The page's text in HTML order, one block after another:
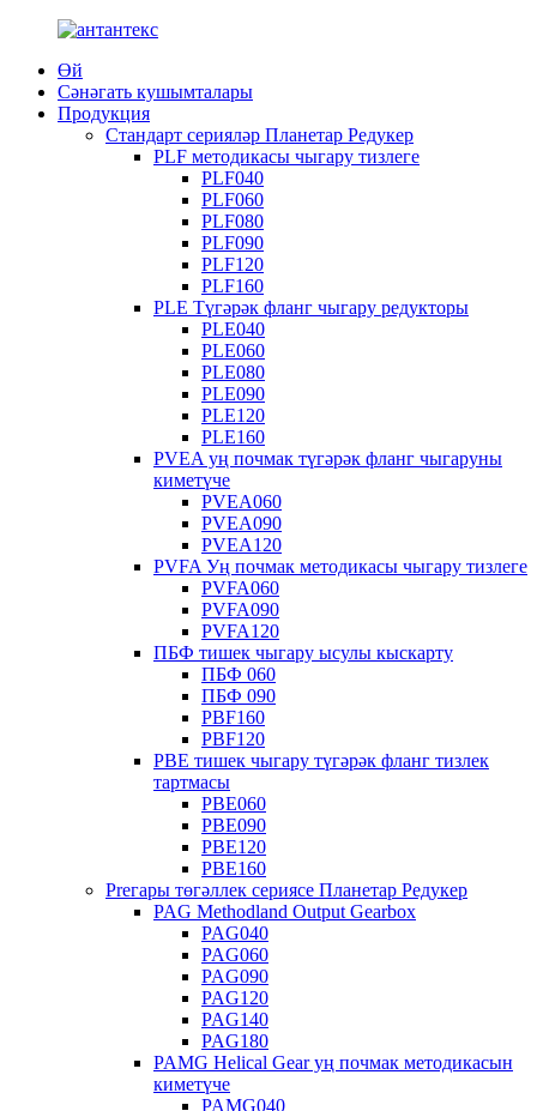
Өй
Сәнәгать кушымталары
Продукция
Стандарт серияләр Планетар Редукер
PLF методикасы чыгару тизлеге
PLF040
PLF060
PLF080
PLF090
PLF120
PLF160
PLE Түгәрәк фланг чыгару редукторы
PLE040
PLE060
PLE080
PLE090
PLE120
PLE160
PVEA уң почмак түгәрәк фланг чыгаруны
киметүче
PVEA060
PVEA090
PVEA120
PVFA Уң почмак методикасы чыгару тизлеге
PVFA060
PVFA090
PVFA120
ПБФ тишек чыгару ысулы кыскарту
ПБФ 060
ПБФ 090
PBF160
PBF120
PBE тишек чыгару түгәрәк фланг тизлек
тартмасы
PBE060
PBE090
PBE120
PBE160
Preгары төгәллек сериясе Планетар Редукер
PAG Methodland Output Gearbox
PAG040
PAG060
PAG090
PAG120
PAG140
PAG180
PAMG Helical Gear уң почмак методикасын
киметүче
PAMG040